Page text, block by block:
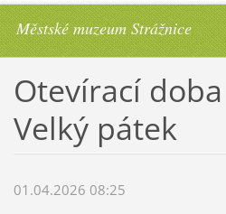
Městské muzeum Strážnice
Otevírací
Velký pátek
01.04.2026 08:25